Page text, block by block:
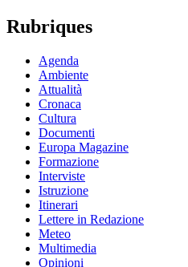
Rubriques
Agenda
Ambiente
Attualità
Cronaca
Cultura
Documenti
Europa Magazine
Formazione
Interviste
Istruzione
Itinerari
Lettere in Redazione
Meteo
Multimedia
Opinioni